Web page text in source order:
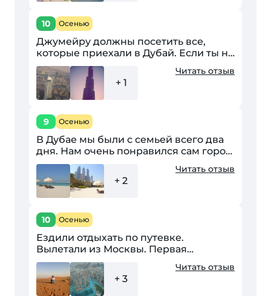
10 Осенью
Джумейру должны посетить все,
которые приехали в Дубай. Если ты не
был в Джумейре – ты не был вообще в
Дубае. Очень много чего есть
посмотреть. Но надо...
+ 1
Читать отзыв
9 Осенью
В Дубае мы были с семьей всего два
дня. Нам очень понравился сам город,
конечно же, мы хотели посмотреть
побольше достопримечательностей,
но это был...
+ 2
Читать отзыв
10 Осенью
Ездили отдыхать по путевке.
Вылетали из Москвы. Первая
остановка была в Шардже. В тур
агентстве сразу обговорили все
нюансы, и решили забронировать
+ 3
Читать отзыв